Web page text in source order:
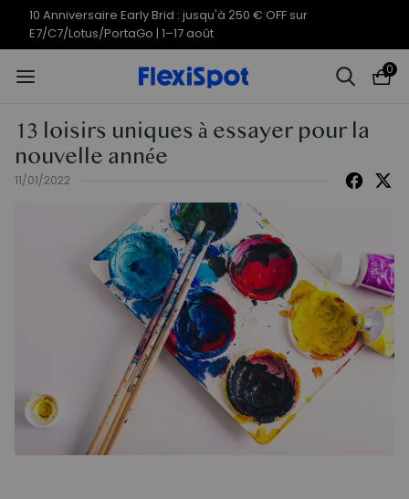
Offres du 10e anniversaire | C7
Morpher dès 579,99 €
0
13 loisirs uniques à essayer pour la
nouvelle année
11/01/2022